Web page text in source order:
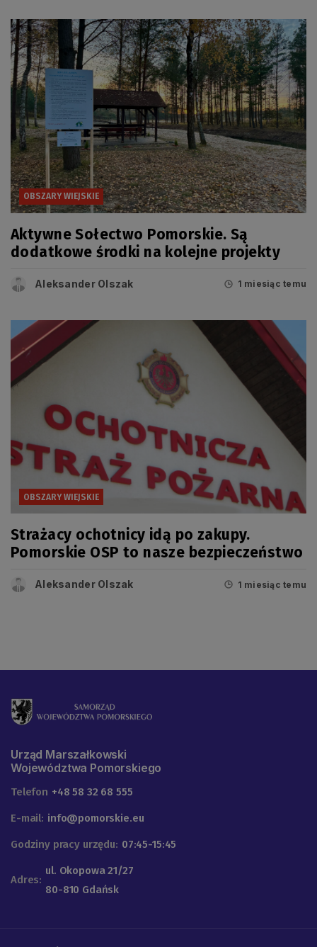
OBSZARY WIEJSKIE
Aktywne Sołectwo Pomorskie. Są
dodatkowe środki na kolejne projekty
Aleksander Olszak 1 miesiąc temu
OBSZARY WIEJSKIE
Strażacy ochotnicy idą po zakupy.
Pomorskie OSP to nasze bezpieczeństwo
Aleksander Olszak 1 miesiąc temu
Urząd Marszałkowski
Województwa Pomorskiego
Telefon +48 58 32 68 555
E-mail: info@pomorskie.eu
Godziny pracy urzędu: 07:45-15:45
Adres:
ul. Okopowa 21/27
80-810 Gdańsk